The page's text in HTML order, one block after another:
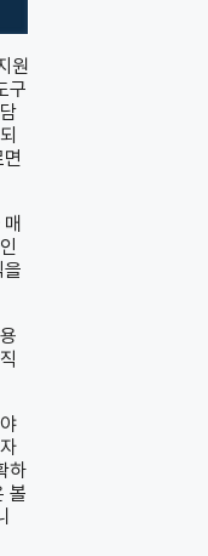
원
구
하
볼